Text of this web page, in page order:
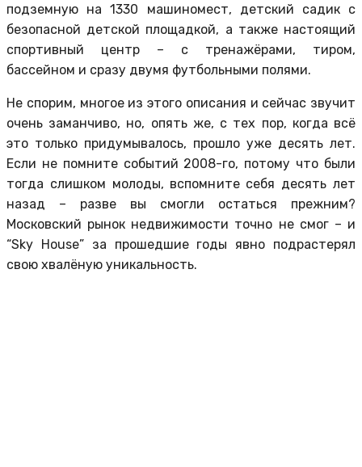
подземную на 1330 машиномест, детский садик с
безопасной детской площадкой, а также настоящий
спортивный центр – с тренажёрами, тиром,
бассейном и сразу двумя футбольными полями.
Не спорим, многое из этого описания и сейчас звучит
очень заманчиво, но, опять же, с тех пор, когда всё
это только придумывалось, прошло уже десять лет.
Если не помните событий 2008-го, потому что были
тогда слишком молоды, вспомните себя десять лет
назад – разве вы смогли остаться прежним?
Московский рынок недвижимости точно не смог – и
“Sky House” за прошедшие годы явно подрастерял
свою хвалёную уникальность.